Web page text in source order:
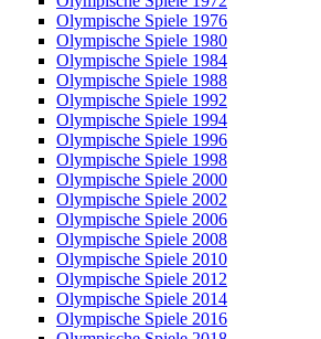
Olympische Spiele 1976
Olympische Spiele 1980
Olympische Spiele 1984
Olympische Spiele 1988
Olympische Spiele 1992
Olympische Spiele 1994
Olympische Spiele 1996
Olympische Spiele 1998
Olympische Spiele 2000
Olympische Spiele 2002
Olympische Spiele 2006
Olympische Spiele 2008
Olympische Spiele 2010
Olympische Spiele 2012
Olympische Spiele 2014
Olympische Spiele 2016